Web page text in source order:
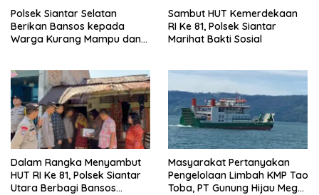
Polsek Siantar Selatan
Berikan Bansos kepada
Warga Kurang Mampu dan
Sambut HUT Kemerdekaan
RI Ke 81, Polsek Siantar
Marihat Bakti Sosial
Dalam Rangka Menyambut
HUT RI Ke 81, Polsek Siantar
Utara Berbagi Bansos
Masyarakat Pertanyakan
Pengelolaan Limbah KMP Tao
Toba, PT Gunung Hijau Mega